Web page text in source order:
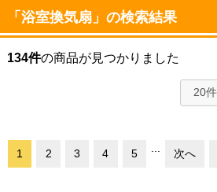
「浴室換気扇」の検索結果
134件の商品が見つかりました
1 2 3 4 5 ... 次へ